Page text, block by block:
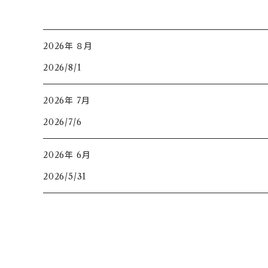
2026年 ８月
2026/8/1
2026年 7月
2026/7/6
2026年 6月
2026/5/31